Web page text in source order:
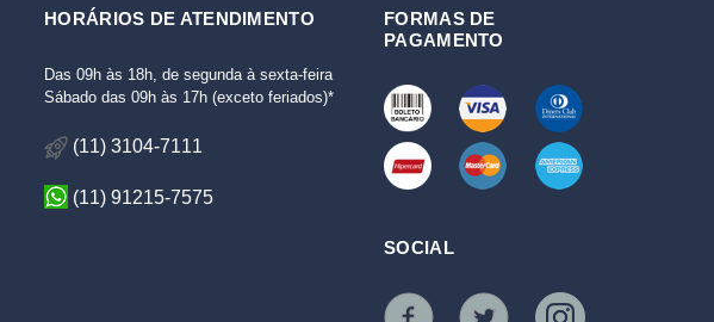
HORÁRIOS DE ATENDIMENTO
Das 09h às 18h, de segunda à sexta-feira
Sábado das 09h às 17h (exceto feriados)*
(11) 3104-7111
(11) 91215-7575
FORMAS DE
PAGAMENTO
SOCIAL